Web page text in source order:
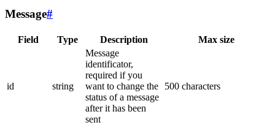
Message#
Field Type Description Max size
id string
Message
identificator,
required if you
want to change the
status of a message
after it has been
sent
500 characters